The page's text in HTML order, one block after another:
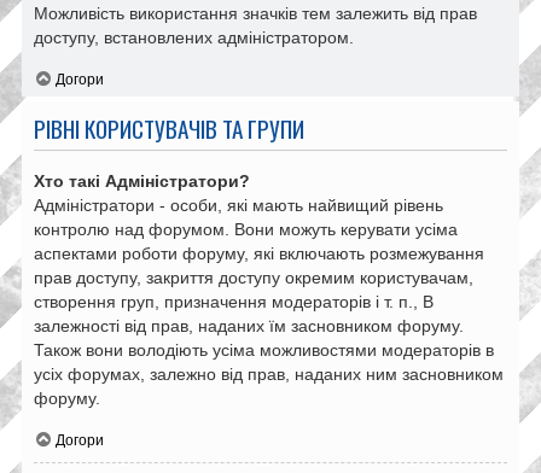
Можливість використання значків тем залежить від прав
доступу, встановлених адміністратором.
Догори
РІВНІ КОРИСТУВАЧІВ ТА ГРУПИ
Хто такі Адміністратори?
Адміністратори - особи, які мають найвищий рівень
контролю над форумом. Вони можуть керувати усіма
аспектами роботи форуму, які включають розмежування
прав доступу, закриття доступу окремим користувачам,
створення груп, призначення модераторів і т. п., В
залежності від прав, наданих їм засновником форуму.
Також вони володіють усіма можливостями модераторів в
усіх форумах, залежно від прав, наданих ним засновником
форуму.
Догори